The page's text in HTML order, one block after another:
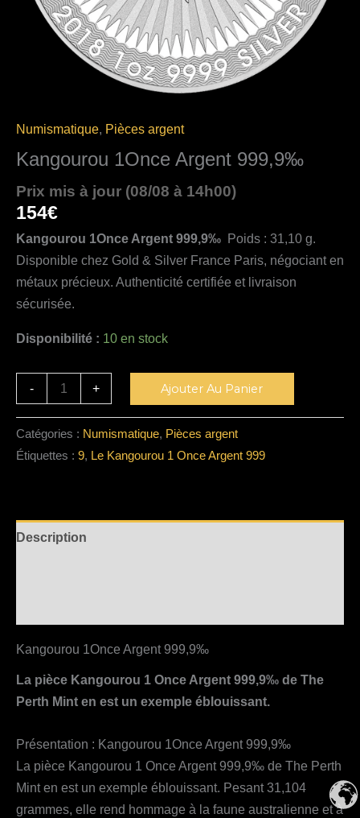
Numismatique, Pièces argent
Kangourou 1Once Argent 999,9‰
Prix mis à jour (08/08 à 14h00)
154€
Kangourou 1Once Argent 999,9‰ Poids : 31,10 g.
Disponible chez Gold & Silver France Paris, négociant en
métaux précieux. Authenticité certifiée et livraison
sécurisée.
Disponibilité : 10 en stock
- + Ajouter Au Panier
Catégories : Numismatique, Pièces argent
Étiquettes : 9, Le Kangourou 1 Once Argent 999
Description
Kangourou 1Once Argent 999,9‰
La pièce Kangourou 1 Once Argent 999,9‰ de The
Perth Mint en est un exemple éblouissant.
Présentation : Kangourou 1Once Argent 999,9‰
La pièce Kangourou 1 Once Argent 999,9‰ de The Perth
Mint en est un exemple éblouissant. Pesant 31,104
grammes, elle rend hommage à la faune australienne et à